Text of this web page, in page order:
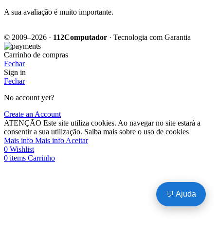
💬 Ajuda
A sua avaliação é muito importante.
© 2009–2026 · 112Computador · Tecnologia com Garantia
Carrinho de compras
Fechar
Sign in
Fechar
No account yet?
Create an Account
ATENÇÃO Este site utiliza cookies. Ao navegar no site estará a
consentir a sua utilização. Saiba mais sobre o uso de cookies
Mais info Mais info Aceitar
0 Wishlist
0 items Carrinho